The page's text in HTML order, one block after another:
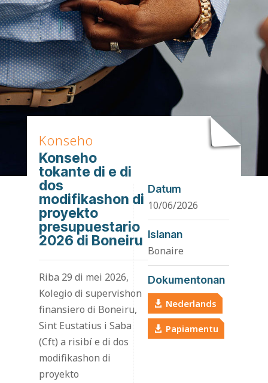
Konseho
Konseho
tokante di e di
dos
modifikashon di
proyekto
presupuestario
2026 di Boneiru
Riba 29 di mei 2026,
Kolegio di supervishon
finansiero di Boneiru,
Sint Eustatius i Saba
(Cft) a risibí e di dos
modifikashon di
proyekto
Datum
10/06/2026
Islanan
Bonaire
Dokumentonan
Nederlands
Papiamentu